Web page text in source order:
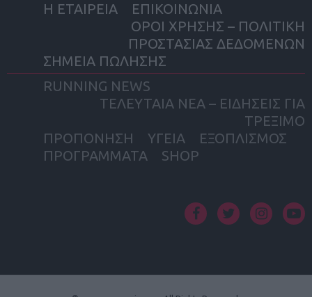
Η ΕΤΑΙΡΕΙΑ
ΕΠΙΚΟΙΝΩΝΙΑ
ΟΡΟΙ ΧΡΗΣΗΣ – ΠΟΛΙΤΙΚΗ
ΠΡΟΣΤΑΣΙΑΣ ΔΕΔΟΜΕΝΩΝ
ΣΗΜΕΙΑ ΠΩΛΗΣΗΣ
RUNNING NEWS
ΤΕΛΕΥΤΑΙΑ ΝΕΑ – ΕΙΔΗΣΕΙΣ ΓΙΑ
ΤΡΕΞΙΜΟ
ΠΡΟΠΟΝΗΣΗ
ΥΓΕΙΑ
ΕΞΟΠΛΙΣΜΟΣ
ΠΡΟΓΡΑΜΜΑΤΑ
SHOP